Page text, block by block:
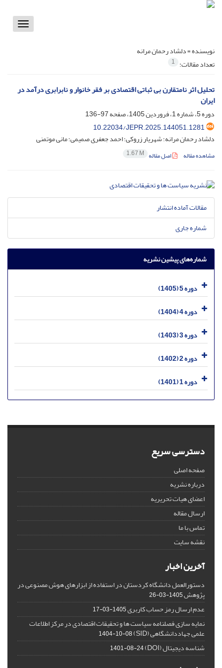
Toggle
نویسنده =دلشاد رحمان مرانه
تعداد مقالات: 1
تحلیل اثر نامتقارن بی ثباتی اقتصادی بر فقر خانوار و نابرابری درآمد در
ایران
دوره 5، شماره 1، فروردین 1405، صفحه
97-136
10.22034/JEPR.2025.144051.1281
دلشاد رحمان مرانه؛ شهریار زروکی؛ احمد جعفری صمیمی؛ مانی موتمنی
مشاهده مقاله اصل مقاله 1.67 M
مقالات آماده انتشار
شماره جاری
شماره‌های پیشین نشریه
دوره 5 (1405)
دوره 4 (1404)
دوره 3 (1403)
دوره 2 (1402)
دوره 1 (1401)
دسترسی سریع
صفحه اصلی
درباره نشریه
اعضای هیات تحریریه
ارسال مقاله
تماس با ما
نقشه سایت
آخرین اخبار
دستورالعمل دانشگاه کردستان در استفاده از ابزارهای هوش مصنوعی در
پژوهش1405-03-26
عدم ارسال رمز حساب کاربری1405-03-17
نمایه سازی فصلنامه سیاست ها و تحقیقات اقتصادی در مرکز اطلاعات
علمی جهاددانشگاهی (SID) 1404-10-08
شناسه دیجیتال (DOI) 1401-08-24